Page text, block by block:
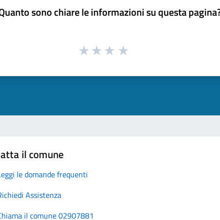
sono chiare le informazioni su questa
il comune
le domande frequenti
Assistenza
il comune 02907881